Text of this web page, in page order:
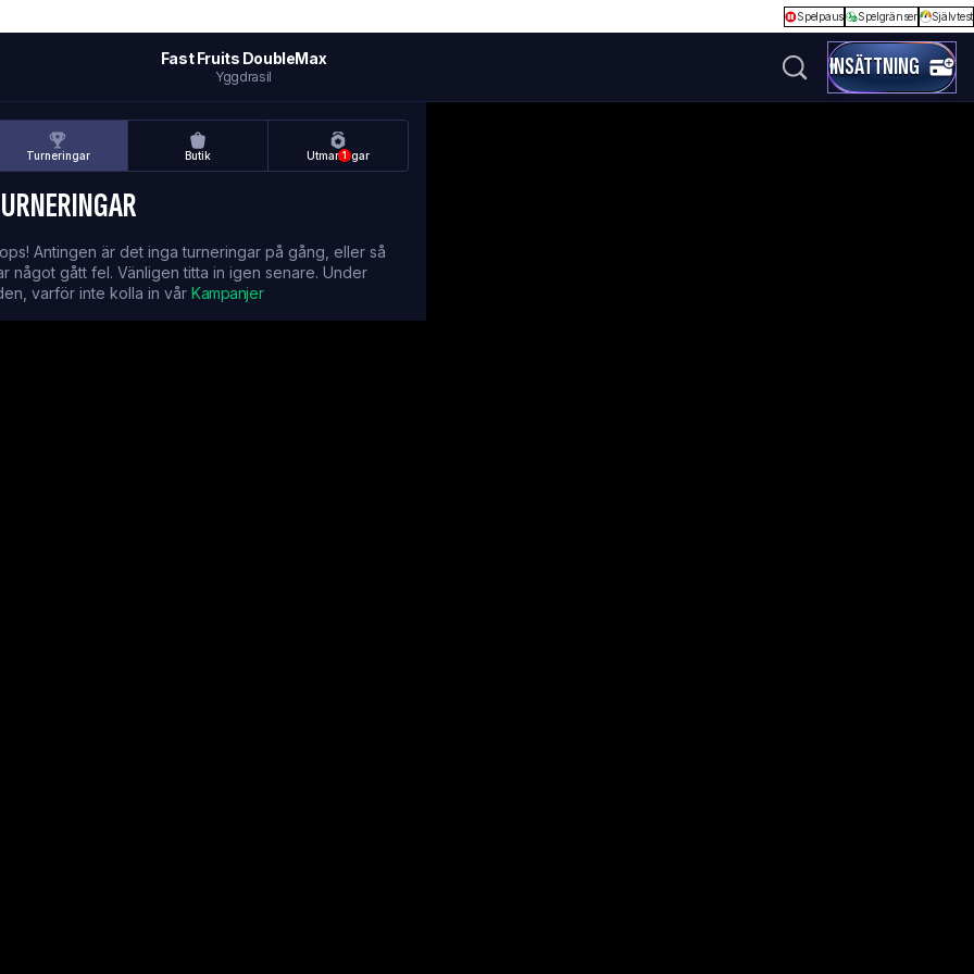
Spelpaus Spelgränser Självtest
Fast Fruits DoubleMax
Yggdrasil INSÄTTNING
Turneringar Butik 1
Utmaningar
Antingen är det inga turneringar på gång, eller så
något gått fel. Vänligen titta in igen senare. Under
varför inte kolla in vår Kampanjer